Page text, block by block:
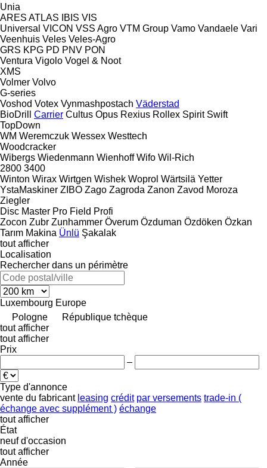
Unia
ARES ATLAS IBIS VIS
Universal VICON VSS Agro VTM Group Vamo Vandaele Vari
Veenhuis Veles Veles-Agro
GRS KPG PD PNV PON
Ventura Vigolo Vogel & Noot
XMS
Volmer Volvo
G-series
Voshod Votex Vynmashpostach Väderstad
BioDrill
Carrier Cultus Opus Rexius Rollex Spirit Swift
TopDown
WM Weremczuk Wessex Westtech
Woodcracker
Wibergs Wiedenmann Wienhoff Wifo Wil-Rich
2800 3400
Winton Wirax Wirtgen Wishek Woprol Wärtsilä Yetter
YstaMaskiner ZIBO Zago Zagroda Zanon Zavod Moroza
Ziegler
Disc Master Pro Field Profi
Zocon Zubr Zunhammer Överum Özduman Özdöken Özkan
Tarım Makina Ünlü Şakalak
tout afficher
Localisation
Rechercher dans un périmètre
Luxembourg Europe
Pologne
République tchèque
tout afficher
tout afficher
Prix
–
Type d'annonce
vente du fabricant leasing crédit par versements trade-in (
échange avec supplément ) échange
tout afficher
État
neuf d'occasion
tout afficher
Année